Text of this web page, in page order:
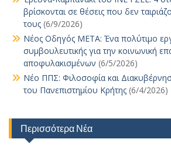
βρίσκονται σε θέσεις που δεν
τους (6/9/2026)
Νέος Οδηγός ΜΕΤΑ: Ένα πολύτιμο
συμβουλευτικής για την κοινωνική
αποφυλακισμένων (6/5/2026)
Νέο ΠΠΣ: Φιλοσοφία και
του Πανεπιστημίου Κρήτης (6/4/2026)
Περισσότερα Νέα